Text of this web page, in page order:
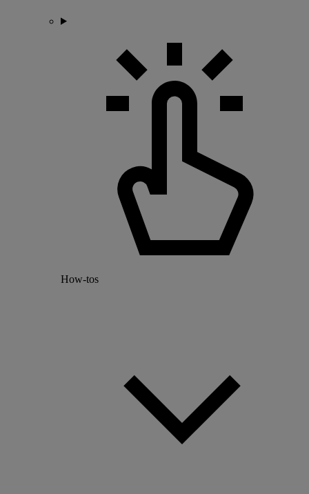
How-tos